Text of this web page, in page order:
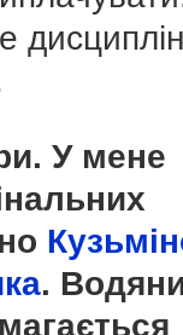
У мене
.